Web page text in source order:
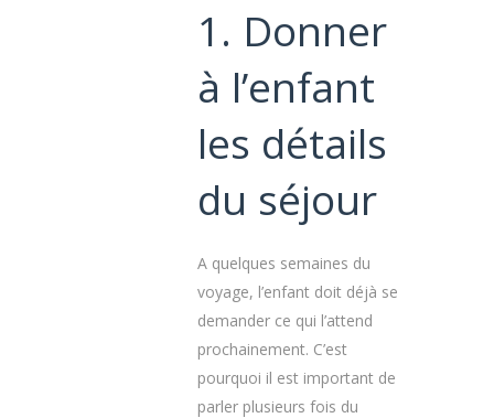
1. Donner
à l’enfant
les détails
du séjour
A quelques semaines du
voyage, l’enfant doit déjà se
demander ce qui l’attend
prochainement. C’est
pourquoi il est important de
parler plusieurs fois du